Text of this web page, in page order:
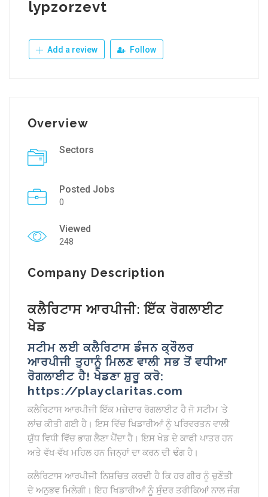
lypzorzevt
Add a review Follow
Overview
Sectors
Posted Jobs
0
Viewed
248
Company Description
ਕਲੈਰਿਟਾਸ ਆਰਪੀਜੀ: ਇੱਕ ਰੋਗਲਾਈਟ
ਖੇਡ
ਸਟੀਮ ਲਈ ਕਲੈਰਿਟਾਸ ਡੰਜਨ ਕ੍ਰੌਲਰ
ਆਰਪੀਜੀ ਤੁਹਾਨੂੰ ਮਿਲਣ ਵਾਲੀ ਸਭ ਤੋਂ ਵਧੀਆ
ਰੋਗਲਾਈਟ ਹੈ! ਖੇਡਣਾ ਸ਼ੁਰੂ ਕਰੋ:
https://playclaritas.com
ਕਲੈਰਿਟਾਸ ਆਰਪੀਜੀ ਇੱਕ ਮਜ਼ੇਦਾਰ ਰੋਗਲਾਈਟ ਹੈ ਜੋ ਸਟੀਮ ‘ਤੇ
ਲਾਂਚ ਕੀਤੀ ਗਈ ਹੈ। ਇਸ ਵਿੱਚ ਖਿਡਾਰੀਆਂ ਨੂੰ ਪਰਿਵਰਤਨ ਵਾਲੀ
ਯੁੱਧ ਵਿਧੀ ਵਿੱਚ ਭਾਗ ਲੈਣਾ ਪੈਂਦਾ ਹੈ। ਇਸ ਖੇਡ ਦੇ ਕਾਫੀ ਪਾਤਰ ਹਨ
ਅਤੇ ਵੱਖ-ਵੱਖ ਮਹਿਲ ਹਨ ਜਿਨ੍ਹਾਂ ਦਾ ਕਰਨ ਦੀ ਢੰਗ ਹੈ।
ਕਲੈਰਿਟਾਸ ਆਰਪੀਜੀ ਨਿਸ਼ਚਿਤ ਕਰਦੀ ਹੈ ਕਿ ਹਰ ਗੀਰ ਨੂੰ ਚੁਣੌਤੀ
ਦੇ ਅਨੁਭਵ ਮਿਲੇਗੀ। ਇਹ ਖਿਡਾਰੀਆਂ ਨੂੰ ਸੁੰਦਰ ਤਰੀਕਿਆਂ ਨਾਲ ਜੰਗ